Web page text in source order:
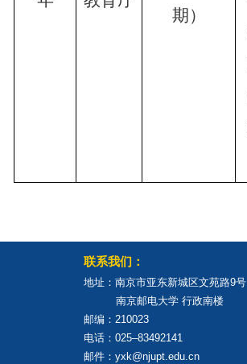
期）
联系我们：
地址：南京市亚东新城区文苑路9号
南京邮电大学 行政南楼
邮编：210023
电话：025–83492141
邮件：yxk@njupt.edu.cn